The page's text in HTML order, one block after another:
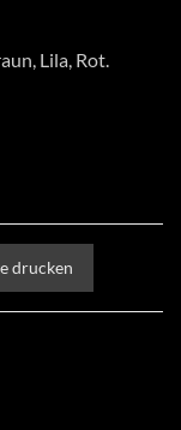
Lila, Rot.
drucken